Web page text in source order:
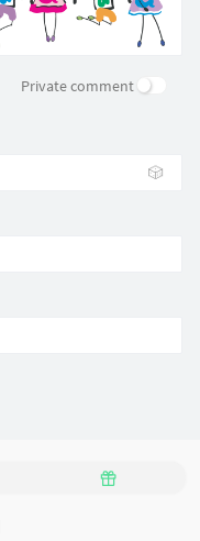
Private comment
🎲
R